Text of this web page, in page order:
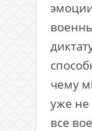
чему
уже не
все